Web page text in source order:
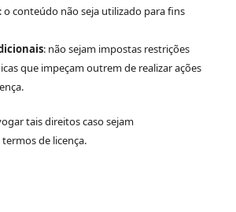
: o conteúdo não seja utilizado para fins
: não sejam impostas restrições
que impeçam outrem de realizar ações
tais direitos caso sejam
de licença.